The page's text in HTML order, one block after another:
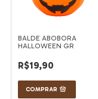
BALDE ABOBORA
HALLOWEEN GR
R$19,90